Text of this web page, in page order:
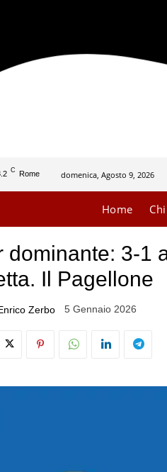
C Rome domenica, Agosto 9, 2026
Home
dominante: 3-1
Il Pagellone
Zerbo 5 Gennaio 2026